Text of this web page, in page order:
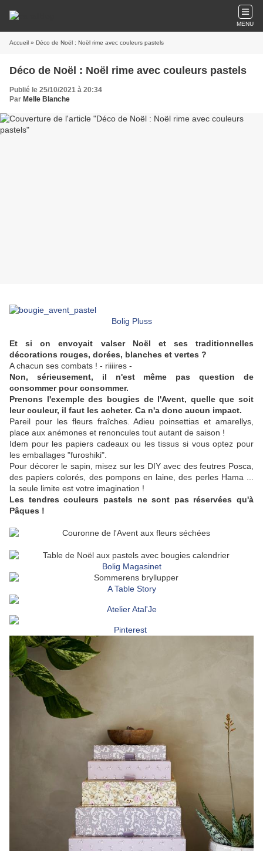
MENU
Accueil » Déco de Noël : Noël rime avec couleurs pastels
Déco de Noël : Noël rime avec couleurs pastels
Publié le 25/10/2021 à 20:34
Par Melle Blanche
Bolig Pluss
Et si on envoyait valser Noël et ses traditionnelles
décorations rouges, dorées, blanches et vertes ?
A chacun ses combats ! - riiiires -
Non, sérieusement, il n'est même pas question de
consommer pour consommer.
Prenons l'exemple des bougies de l'Avent, quelle que soit
leur couleur, il faut les acheter. Ca n'a donc aucun impact.
Pareil pour les fleurs fraîches. Adieu poinsettias et amarellys,
place aux anémones et renoncules tout autant de saison !
Idem pour les papiers cadeaux ou les tissus si vous optez pour
les emballages "furoshiki".
Pour décorer le sapin, misez sur les DIY avec des feutres Posca,
des papiers colorés, des pompons en laine, des perles Hama ...
la seule limite est votre imagination !
Les tendres couleurs pastels ne sont pas réservées qu'à
Pâques !
Bolig Magasinet
A Table Story
Atelier Atal'Je
Pinterest